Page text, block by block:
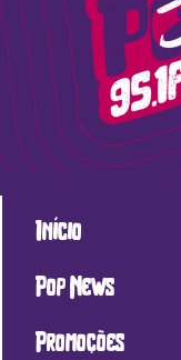
Início
Pop News
Promoções